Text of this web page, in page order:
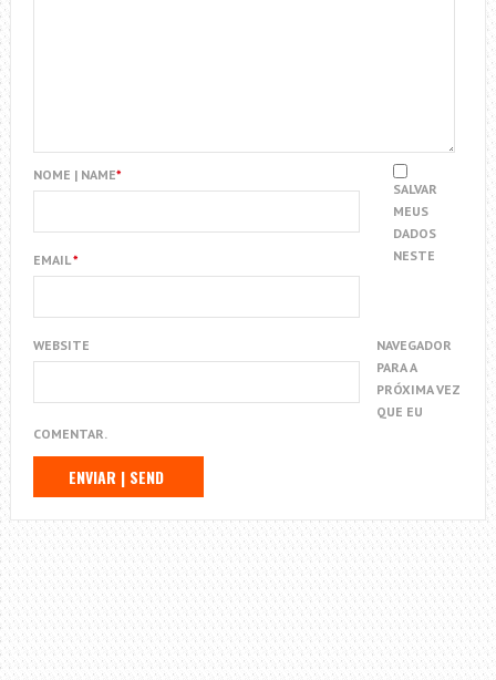
NOME | NAME*
EMAIL*
WEBSITE
SALVAR
MEUS
DADOS
NESTE
NAVEGADOR
PARA A
PRÓXIMA VEZ
QUE EU
COMENTAR.